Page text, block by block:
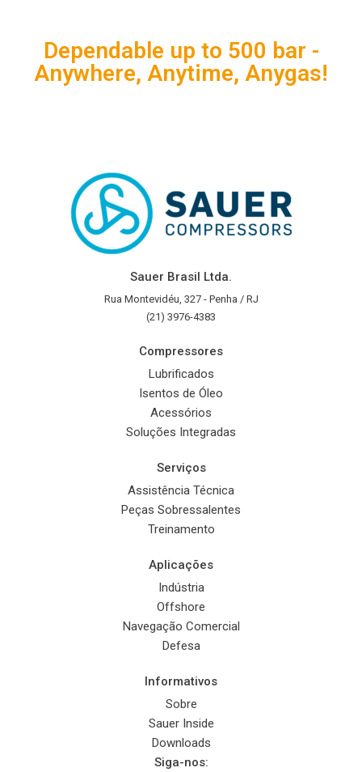
Dependable up to 500 bar -
Anywhere, Anytime, Anygas!
Sauer Brasil Ltda.
Rua Montevidéu, 327 - Penha / RJ
(21) 3976-4383
Compressores
Lubrificados
Isentos de Óleo
Acessórios
Soluções Integradas
Serviços
Assistência Técnica
Peças Sobressalentes
Treinamento
Aplicações
Indústria
Offshore
Navegação Comercial
Defesa
Informativos
Sobre
Sauer Inside
Downloads
Siga-nos: